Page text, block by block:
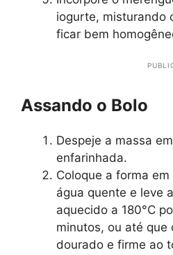
iogurte, misturando
ficar bem
Assando o Bolo
Despeje a massa
enfarinhada.
Coloque a forma
água quente e leve
aquecido a 180°C
minutos, ou até que
dourado e firme ao